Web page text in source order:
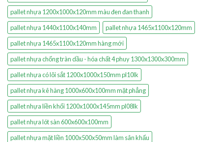
pallet nhựa 1200x1000x120mm màu đen đan thanh
pallet nhựa 1440x1100x140mm
pallet nhựa 1465x1100x120mm
pallet nhựa 1465x1100x120mm hàng mới
pallet nhựa chống tràn dầu - hóa chất 4 phuy 1300x1300x300mm
pallet nhựa có lõi sắt 1200x1000x150mm pl10lk
pallet nhựa kê hàng 1000x600x100mm mặt phẳng
pallet nhựa liền khối 1200x1000x145mm pl08lk
pallet nhựa lót sàn 600x600x100mm
pallet nhựa mặt liền 1000x500x50mm làm sân khấu